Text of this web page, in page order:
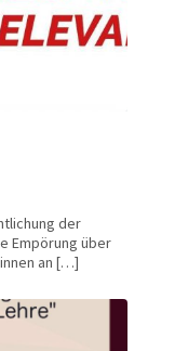
der
Empörung über
an […]